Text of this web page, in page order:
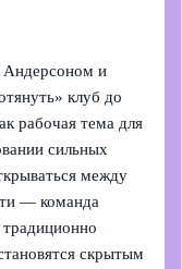
Андерсоном и
клуб до
рабочая тема для
сильных
между
— команда
скрытым